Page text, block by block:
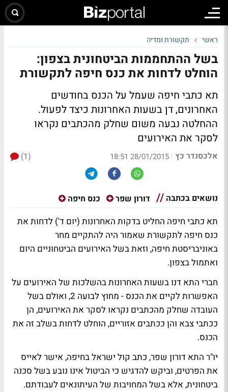
ראשי תקשורת ומדיה
בשל ההתחממות הביטחונית בצפון:
הוחלט לדחות את כנס חיפה לתקשורת
תא כתבי חיפה שעמל על הכנס בחודשים
האחרונים, דן בשעות האחרונות כיצד לפעול.
ההחלטה נבעה משום שחלק מהכתבים נקראו
לסקר את האירועים
אלכסנדר כץ |
28/01/2015 18:51
(1)
נושאים בכתבה דורון שפר כנס חיפה
תא כתבי חיפה החליט בדקות האחרונות (יום ד') לדחות את
כנס חיפה לתקשורת שאמור היה להתקיים מחר
באוניבריסטת חיפה, וזאת בשל האירועים הביטחוניים היום
ואתמול בצפון.
חברי התא דנו בשעות האחרונות בהשלכות של האירועים על
האפשרות לקיים את הכנס - מחוץ לבועה 2 , ואולם בשל
העובדה שחלק מהכתבים נקראו לסקר את האירועים, הן
ככתבי צבא והן ככתבים אזוריים, הוחלט לדחות בשלב זה את
הכנס.
יו"ר התא דורון שפר, כתב קול ישראל בחיפה, אישר לאייס
את הפרטים, וביקש להדגיש כי הביטול אינו נובע בשל סכנה
ביטחונית, אלא בשל המחויבות של העיתונאים לעבודתם.